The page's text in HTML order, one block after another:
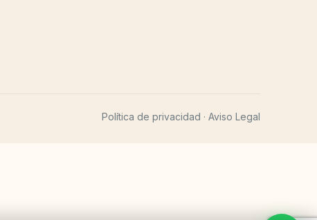
Política de privacidad · Aviso Legal